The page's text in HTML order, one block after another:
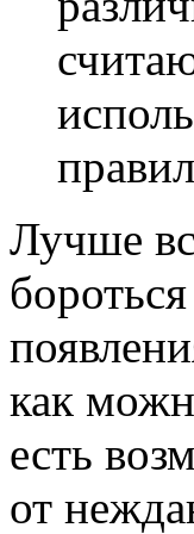
Лучше
как
есть
от